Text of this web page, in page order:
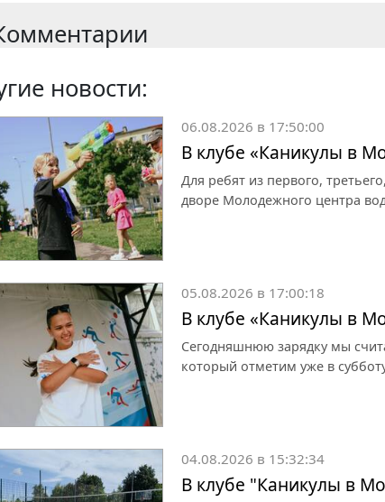
новости:
06.08.2026 в 17:50:00
В клубе «Каникулы в
Для ребят из первого,
дворе Молодежного центра
05.08.2026 в 17:00:18
В клубе «Каникулы в
Сегодняшнюю зарядку мы
который отметим уже в
04.08.2026 в 15:32:34
В клубе "Каникулы в